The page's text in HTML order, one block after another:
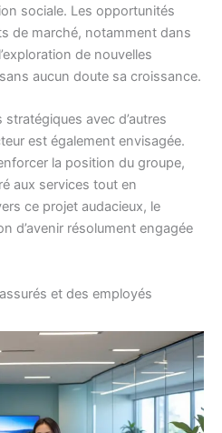
sociale. Les opportunités
de marché, notamment dans
de nouvelles
aucun doute sa croissance.
stratégiques avec d’autres
est également envisagée.
la position du groupe,
aux services tout en
ce projet audacieux, le
d’avenir résolument engagée
et des employés